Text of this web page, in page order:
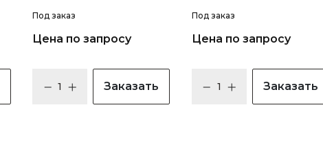
Под заказ
Цена по запросу
Заказать
Под заказ
Цена по запросу
Заказать